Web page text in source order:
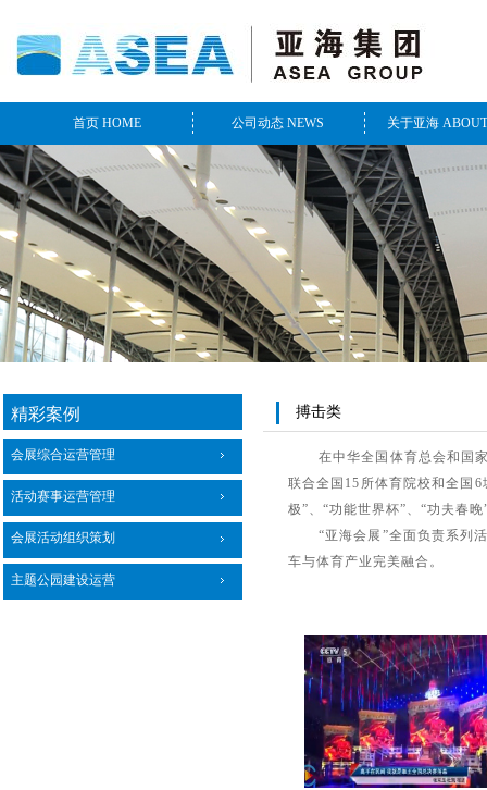
首页 HOME 公司动态 NEWS 关于亚海
搏击类
精彩案例
在中华全国体育总会和国
联合全国 15 所体育院校和全国 6
极”、“功能世界杯”、“功夫春
“亚海会展”全面负责系列
车与体育产业完美融合。
会展综合运营管理
活动赛事运营管理
会展活动组织策划
主题公园建设运营